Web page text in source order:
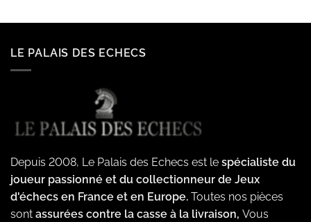
LE PALAIS DES ECHECS
Depuis 2008, Le Palais des Echecs est le spécialiste du
joueur passionné et du collectionneur de Jeux
d'échecs en France et en Europe. Toutes nos pièces
sont assurées contre la casse à la livraison, Vous